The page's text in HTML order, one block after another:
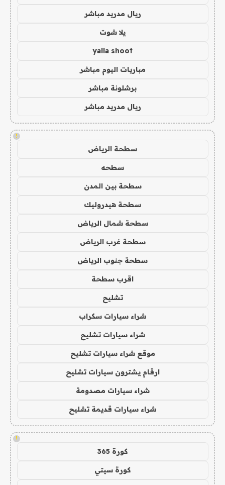
ريال مدريد مباشر
يلا شوت
yalla shoot
مباريات اليوم مباشر
برشلونة مباشر
ريال مدريد مباشر
!
سطحة الرياض
سطحه
سطحة بين المدن
سطحة هيدروليك
سطحة شمال الرياض
سطحة غرب الرياض
سطحة جنوب الرياض
اقرب سطحة
تشليح
شراء سيارات سكراب
شراء سيارات تشليح
موقع شراء سيارات تشليح
ارقام يشترون سيارات تشليح
شراء سيارات مصدومة
شراء سيارات قديمة تشليح
!
كورة 365
كورة سيتي